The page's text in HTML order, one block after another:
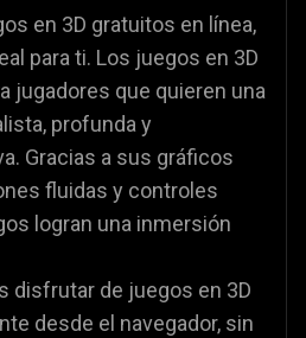
en 3D gratuitos en línea,
para ti. Los juegos en 3D
jugadores que quieren una
profunda y
Gracias a sus gráficos
fluidas y controles
logran una inmersión
disfrutar de juegos en 3D
desde el navegador, sin